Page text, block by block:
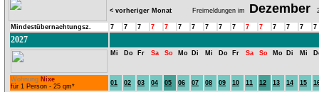
< vorheriger Monat Freimeldungen im Dezember
Mindestübernachtungsz. 7 7 7 7 7 7 7 7 7 7 7 7 7 7 7 7
2027
Mi Do Fr Sa So Mo Di Mi Do Fr Sa So Mo Di Mi
Wohnung Nixe
für 1 Person - 25 qm*
01 02 03 04 05 06 07 08 09 10 11 12 13 14 15